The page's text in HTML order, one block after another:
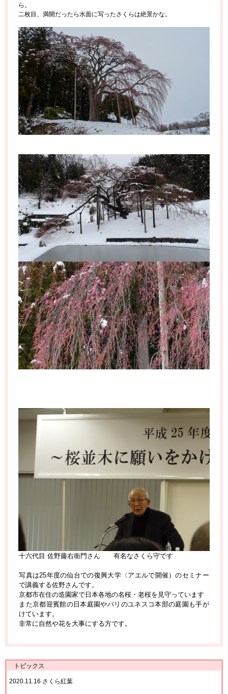
ら。
二枚目、満開だったら水面に写ったさくらは絶景かな。
十六代目 佐野藤右衛門さん 有名なさくら守です
写真は25年度の仙台での復興大学〈アエルで開催）のセミナー
で講義する佐野さんです。
京都市在住の造園家で日本各地の名桜・老桜を見守っています
また京都迎賓館の日本庭園やパリのユネスコ本部の庭園も手が
けています。
非常に自然や花を大事にする方です。
トピックス
2020.11.16 さくら紅葉